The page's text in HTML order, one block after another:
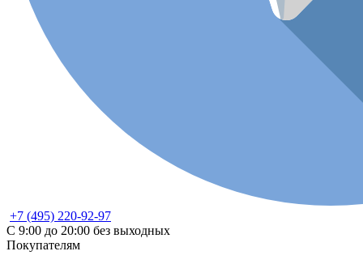
+7 (495) 220-92-97
С 9:00 до 20:00 без выходных
Покупателям